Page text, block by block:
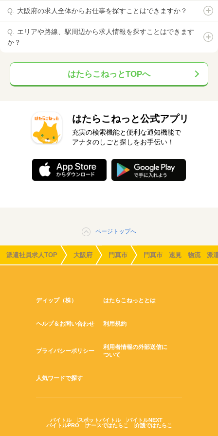
大阪府の求人全体からお仕事を探すことはできますか？
エリアや路線、駅周辺から求人情報を探すことはできます
か？
はたらこねっとTOPへ
はたらこねっと公式アプリ
充実の検索機能と便利な通知機能で
アナタのしごと探しをお手伝い！
ページトップへ
派遣社員求人TOP 大阪府 門真市 門真市 速見 物流 派
ディップ（株） はたらこねっととは
ヘルプ＆お問い合わせ 利用規約
プライバシーポリシー
利用者情報の外部送信に
ついて
人気ワードで探す
バイトル スポットバイトル
バイトルNEXT
バイトルPRO
ナースではたらこ 介護ではたらこ